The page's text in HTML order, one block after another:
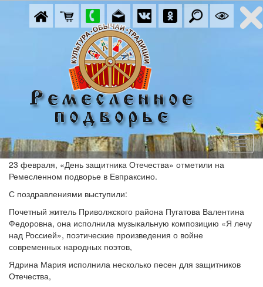
23 февраля, «День защитника Отечества» отметили на
Ремесленном подворье в Евпраксино.
С поздравлениями выступили:
Почетный житель Приволжского района Пугатова Валентина
Федоровна, она исполнила музыкальную композицию «Я лечу
над Россией», поэтические произведения о войне
современных народных поэтов,
Ядрина Мария исполнила несколько песен для защитников
Отечества,